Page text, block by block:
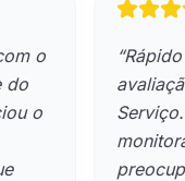
o
do
o
“